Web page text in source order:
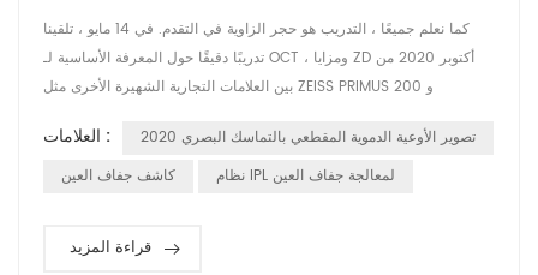
كما نعلم جميعًا ، التدريب هو حجر الزاوية في التقدم. في 14 مايو ، تلقينا
تدريبًا دقيقًا حول المعرفة الأساسية لـ OCT ، ومزايا ZD أكتوبر 2020 من
بين العلامات التجارية الشهيرة الأخرى مثل ZEISS PRIMUS 200 و
وبعض الأسباب المحتملة للعين الجافة. تم ترتيب هذا التدريب خلال معرض
CMEF ، ولكن لا يزال لدينا كل الشغف للانضمام إلى هذا التدريب. من خلال
العلامات :
تصوير الأوعية الدموية المقطعي بالتماسك البصري 2020
كاشف جفاف العين
نظام IPL لمعالجة جفاف العين
قراءة المزيد